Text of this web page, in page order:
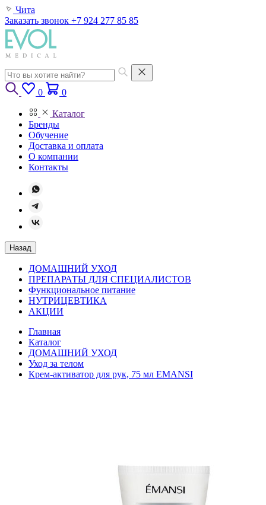
Чита
Заказать звонок +7 924 277 85 85
0 0
Каталог
Бренды
Обучение
Доставка и оплата
О компании
Контакты
Назад
ДОМАШНИЙ УХОД
ПРЕПАРАТЫ ДЛЯ СПЕЦИАЛИСТОВ
Функциональное питание
НУТРИЦЕВТИКА
АКЦИИ
Главная
Каталог
ДОМАШНИЙ УХОД
Уход за телом
Крем-активатор для рук, 75 мл EMANSI